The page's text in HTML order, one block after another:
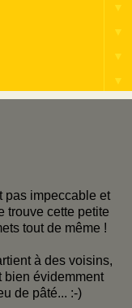
▼
▼
▼
▼
pas impeccable et
trouve cette petite
tout de même !
à des voisins,
bien évidemment
de pâté... :-)